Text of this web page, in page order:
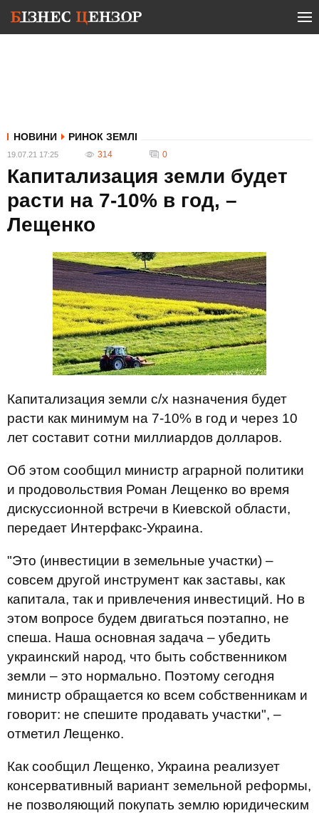
НОВИНИ РИНОК ЗЕМЛІ
19.07.21 17:25 314 0
Капитализация земли будет
расти на 7-10% в год, –
Лещенко
Капитализация земли с/х назначения будет
расти как минимум на 7-10% в год и через 10
лет составит сотни миллиардов долларов.
Об этом сообщил министр аграрной политики
и продовольствия Роман Лещенко во время
дискуссионной встречи в Киевской области,
передает Интерфакс-Украина.
"Это (инвестиции в земельные участки) –
совсем другой инструмент как заставы, как
капитала, так и привлечения инвестиций. Но в
этом вопросе будем двигаться поэтапно, не
спеша. Наша основная задача – убедить
украинский народ, что быть собственником
земли – это нормально. Поэтому сегодня
министр обращается ко всем собственникам и
говорит: не спешите продавать участки", –
отметил Лещенко.
Как сообщил Лещенко, Украина реализует
консервативный вариант земельной реформы,
не позволяющий покупать землю юридическим